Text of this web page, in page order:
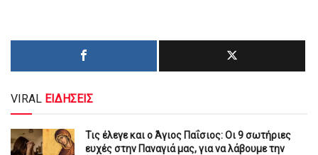
VIRAL ΕΙΔΗΣΕΙΣ
Τις έλεγε και ο Άγιος Παΐσιος: Οι 9 σωτήριες
ευχές στην Παναγιά μας, για να λάβουμε την